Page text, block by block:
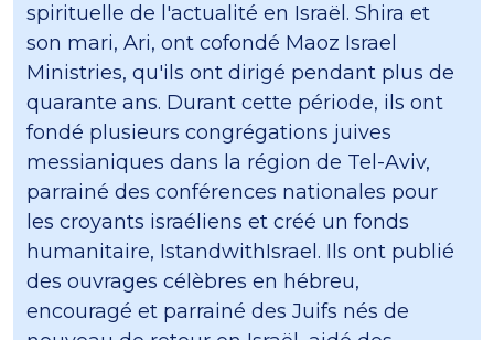
spirituelle de l'actualité en Israël. Shira et
son mari, Ari, ont cofondé Maoz Israel
Ministries, qu'ils ont dirigé pendant plus de
quarante ans. Durant cette période, ils ont
fondé plusieurs congrégations juives
messianiques dans la région de Tel-Aviv,
parrainé des conférences nationales pour
les croyants israéliens et créé un fonds
humanitaire, IstandwithIsrael. Ils ont publié
des ouvrages célèbres en hébreu,
encouragé et parrainé des Juifs nés de